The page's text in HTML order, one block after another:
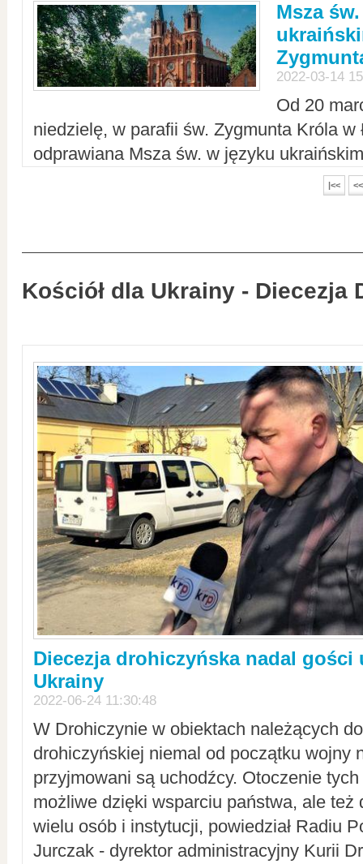
Msza
2022-03-14
Od 20
niedzielę, w parafii św. Zygmunta Króla w
odprawiana Msza św. w języku
|<< <<
Kościół dla Ukrainy - Diecezja
Diecezja drohiczyńska nadal gości
Ukrainy
2022-06-24 11:30:48
W Drohiczynie w obiektach należących
drohiczyńskiej niemal od początku wojny
przyjmowani są uchodźcy. Otoczenie
możliwe dzięki wsparciu państwa, ale też
wielu osób i instytucji, powiedział Radiu
Jurczak - dyrektor administracyjny Kurii